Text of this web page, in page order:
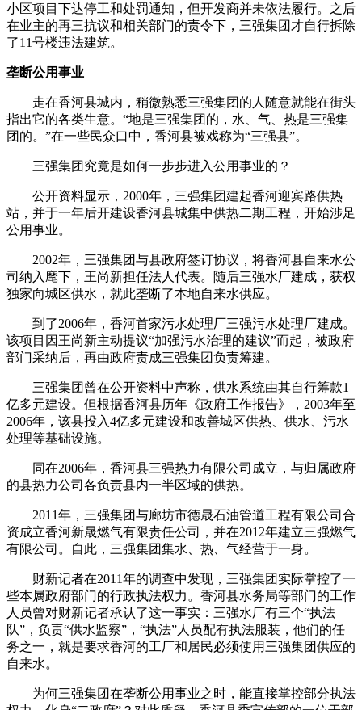
小区项目下达停工和处罚通知，但开发商并未依法履行。之后
在业主的再三抗议和相关部门的责令下，三强集团才自行拆除
了11号楼违法建筑。
垄断公用事业
走在香河县城内，稍微熟悉三强集团的人随意就能在街头
指出它的各类生意。“地是三强集团的，水、气、热是三强集
团的。”在一些民众口中，香河县被戏称为“三强县”。
三强集团究竟是如何一步步进入公用事业的？
公开资料显示，2000年，三强集团建起香河迎宾路供热
站，并于一年后开建设香河县城集中供热二期工程，开始涉足
公用事业。
2002年，三强集团与县政府签订协议，将香河县自来水公
司纳入麾下，王尚新担任法人代表。随后三强水厂建成，获权
独家向城区供水，就此垄断了本地自来水供应。
到了2006年，香河首家污水处理厂三强污水处理厂建成。
该项目因王尚新主动提议“加强污水治理的建议”而起，被政府
部门采纳后，再由政府责成三强集团负责筹建。
三强集团曾在公开资料中声称，供水系统由其自行筹款1
亿多元建设。但根据香河县历年《政府工作报告》，2003年至
2006年，该县投入4亿多元建设和改善城区供热、供水、污水
处理等基础设施。
同在2006年，香河县三强热力有限公司成立，与归属政府
的县热力公司各负责县内一半区域的供热。
2011年，三强集团与廊坊市德晟石油管道工程有限公司合
资成立香河新晟燃气有限责任公司，并在2012年建立三强燃气
有限公司。自此，三强集团集水、热、气经营于一身。
财新记者在2011年的调查中发现，三强集团实际掌控了一
些本属政府部门的行政执法权力。香河县水务局等部门的工作
人员曾对财新记者承认了这一事实：三强水厂有三个“执法
队”，负责“供水监察”，“执法”人员配有执法服装，他们的任
务之一，就是要求香河的工厂和居民必须使用三强集团供应的
自来水。
为何三强集团在垄断公用事业之时，能直接掌控部分执法